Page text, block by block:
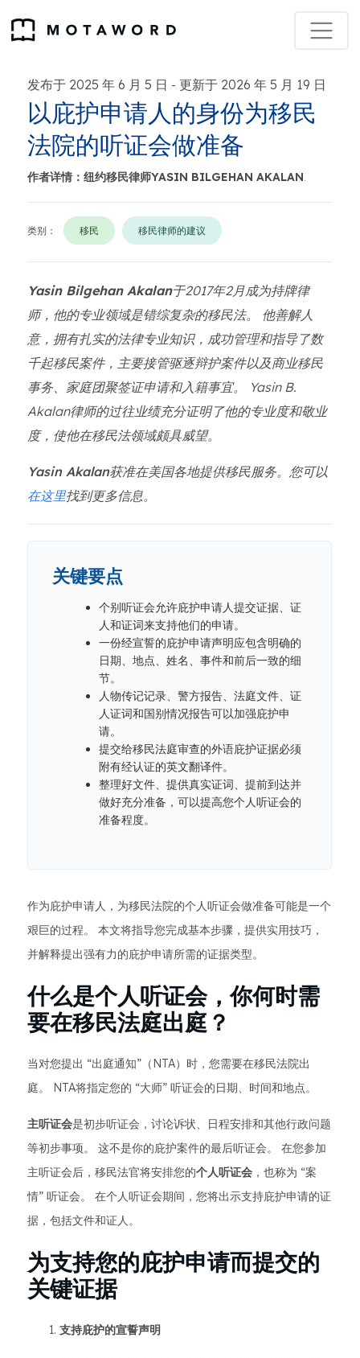
发布于 2025 年 6 月 5 日 - 更新于 2026 年 5 月 19 日
以庇护申请人的身份为移民
法院的听证会做准备
作者详情：纽约移民律师YASIN BILGEHAN AKALAN.
类别： 移民 移民律师的建议
Yasin Bilgehan Akalan于2017年2月成为持牌律
师，他的专业领域是错综复杂的移民法。 他善解人
意，拥有扎实的法律专业知识，成功管理和指导了数
千起移民案件，主要接管驱逐辩护案件以及商业移民
事务、家庭团聚签证申请和入籍事宜。 Yasin B.
Akalan律师的过往业绩充分证明了他的专业度和敬业
度，使他在移民法领域颇具威望。
Yasin Akalan获准在美国各地提供移民服务。您可以
在这里找到更多信息。
关键要点
个别听证会允许庇护申请人提交证据、证
人和证词来支持他们的申请。
一份经宣誓的庇护申请声明应包含明确的
日期、地点、姓名、事件和前后一致的细
节。
人物传记记录、警方报告、法庭文件、证
人证词和国别情况报告可以加强庇护申
请。
提交给移民法庭审查的外语庇护证据必须
附有经认证的英文翻译件。
整理好文件、提供真实证词、提前到达并
做好充分准备，可以提高您个人听证会的
准备程度。
作为庇护申请人，为移民法院的个人听证会做准备可能是一个
艰巨的过程。 本文将指导您完成基本步骤，提供实用技巧，
并解释提出强有力的庇护申请所需的证据类型。
什么是个人听证会，你何时需
要在移民法庭出庭？
当对您提出 “出庭通知”（NTA）时，您需要在移民法院出
庭。 NTA将指定您的 “大师” 听证会的日期、时间和地点。
主听证会是初步听证会，讨论诉状、日程安排和其他行政问题
等初步事项。 这不是你的庇护案件的最后听证会。 在您参加
主听证会后，移民法官将安排您的个人听证会 ，也称为 “案
情” 听证会。 在个人听证会期间，您将出示支持庇护申请的证
据，包括文件和证人。
为支持您的庇护申请而提交的
关键证据
支持庇护的宣誓声明